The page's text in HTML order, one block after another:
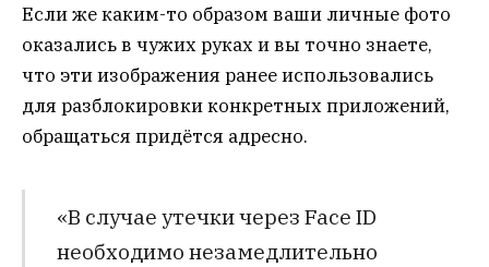
Если же каким-то образом ваши личные фото
оказались в чужих руках и вы точно знаете,
что эти изображения ранее использовались
для разблокировки конкретных приложений,
обращаться придётся адресно.
«В случае утечки через Face ID
необходимо незамедлительно